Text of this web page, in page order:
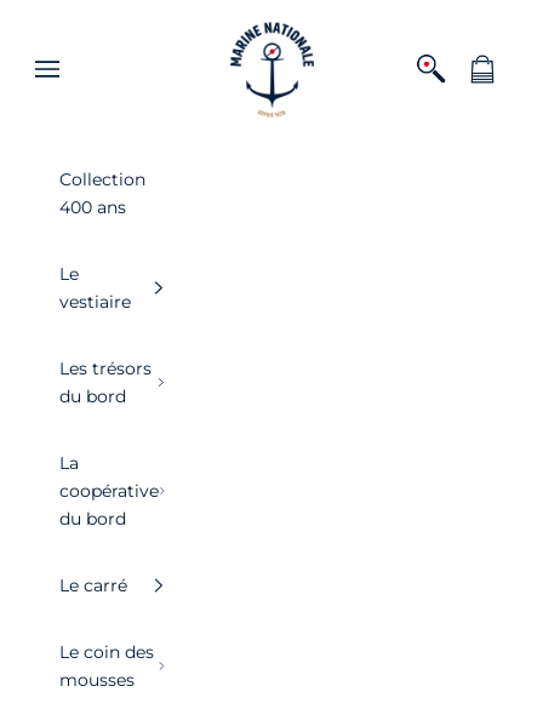
Boutique officielle de la Marine
Ouvrir la navigation
Ouvrir laVoir le
Collection
400 ans
Le
vestiaire
Les trésors
du bord
La
coopérative
du bord
Le carré
Le coin des
mousses